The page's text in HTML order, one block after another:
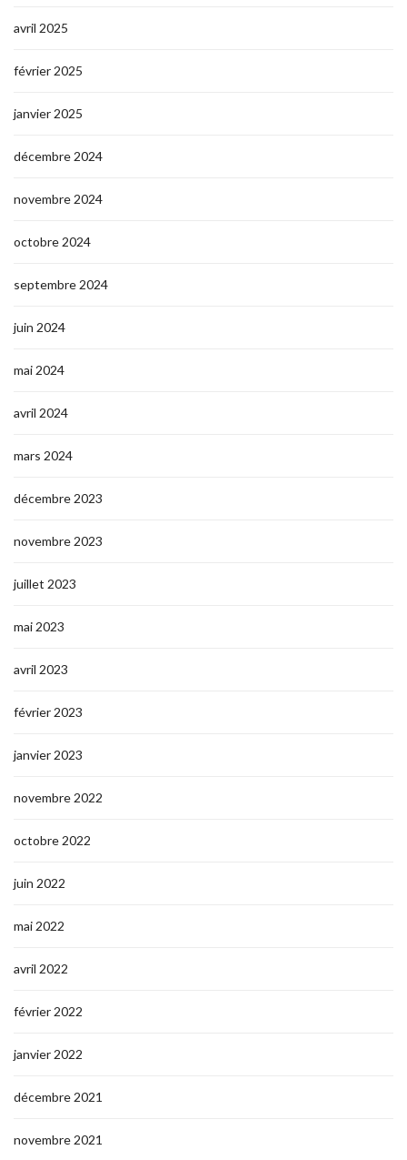
avril 2025
février 2025
janvier 2025
décembre 2024
novembre 2024
octobre 2024
septembre 2024
juin 2024
mai 2024
avril 2024
mars 2024
décembre 2023
novembre 2023
juillet 2023
mai 2023
avril 2023
février 2023
janvier 2023
novembre 2022
octobre 2022
juin 2022
mai 2022
avril 2022
février 2022
janvier 2022
décembre 2021
novembre 2021